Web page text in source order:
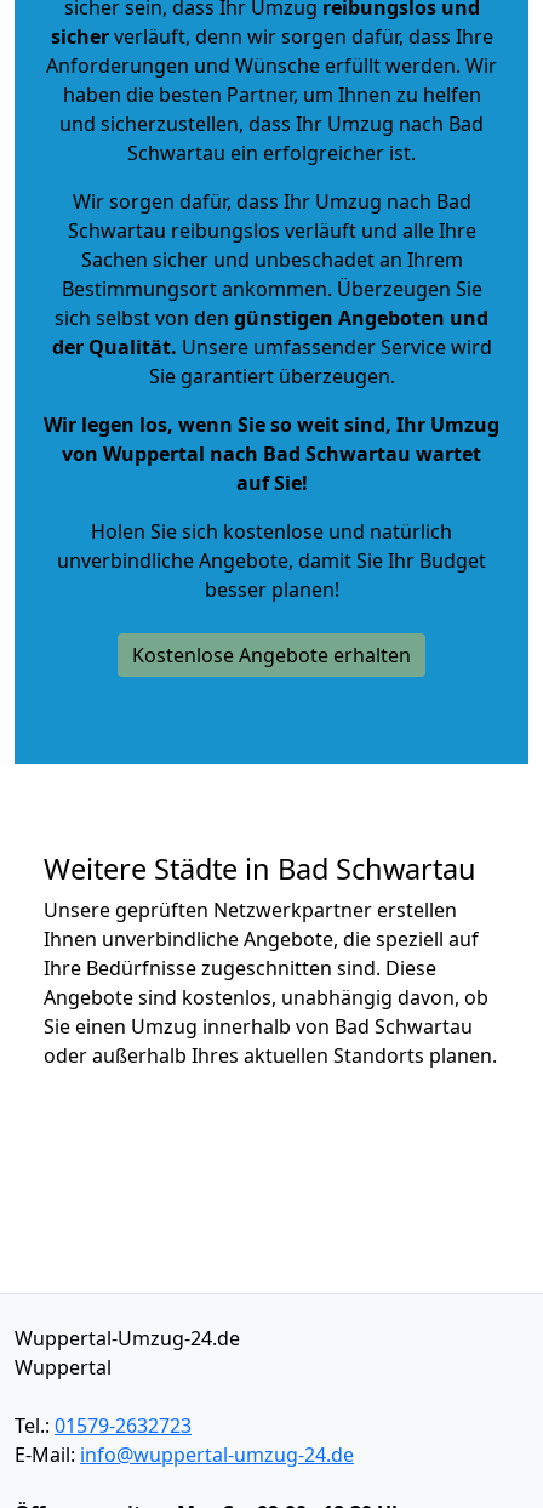
sicher sein, dass Ihr Umzug reibungslos und
sicherverläuft, denn wir sorgen dafür, dass Ihre
Anforderungen und Wünsche erfüllt werden. Wir
haben die besten Partner, um Ihnen zu helfen
und sicherzustellen, dass Ihr Umzug nach Bad
Schwartau ein erfolgreicher ist.
Wir sorgen dafür, dass Ihr Umzug nach Bad
Schwartau reibungslos verläuft und alle Ihre
Sachen sicher und unbeschadet an Ihrem
Bestimmungsort ankommen. Überzeugen Sie
sich selbst von den günstigen Angeboten und
der Qualität. Unsere umfassender Service wird
Sie garantiert überzeugen.
Wir legen los, wenn Sie so weit sind, Ihr Umzug
von Wuppertal nach Bad Schwartau wartet
auf Sie!
Holen Sie sich kostenlose und natürlich
unverbindliche Angebote, damit Sie Ihr Budget
besser planen!
Kostenlose Angebote erhalten
Weitere Städte in Bad Schwartau
Unsere geprüften Netzwerkpartner erstellen
Ihnen unverbindliche Angebote, die speziell auf
Ihre Bedürfnisse zugeschnitten sind. Diese
Angebote sind kostenlos, unabhängig davon, ob
Sie einen Umzug innerhalb von Bad Schwartau
oder außerhalb Ihres aktuellen Standorts planen.
Wuppertal-Umzug-24.de
Wuppertal
Tel.: 01579-2632723
E-Mail: info@wuppertal-umzug-24.de